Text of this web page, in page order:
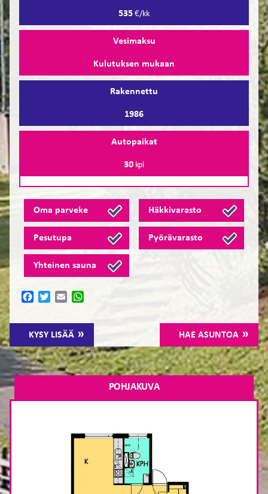
535 €/kk
Vesimaksu
Kulutuksen mukaan
Rakennettu
1986
Autopaikat
30kpl
Oma parveke Häkkivarasto
Pesutupa Pyörävarasto
Yhteinen sauna
KYSY LISÄÄ HAE ASUNTOA
FacebookTwitterEmail
POHJAKUVA